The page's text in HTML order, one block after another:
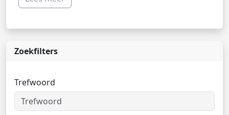
Zoekfilters
Trefwoord